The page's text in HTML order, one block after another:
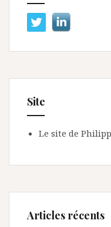
Site
Le site de
Articles récents